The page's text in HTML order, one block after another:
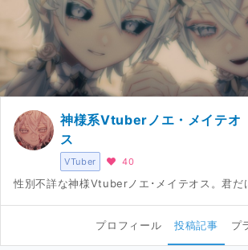
VTuber
神様系Vtuberノエ・メイテオ
ス
40
性別不詳な神様Vtuberノエ･メイテオス。君だ
プロフィール 投稿記事 プ